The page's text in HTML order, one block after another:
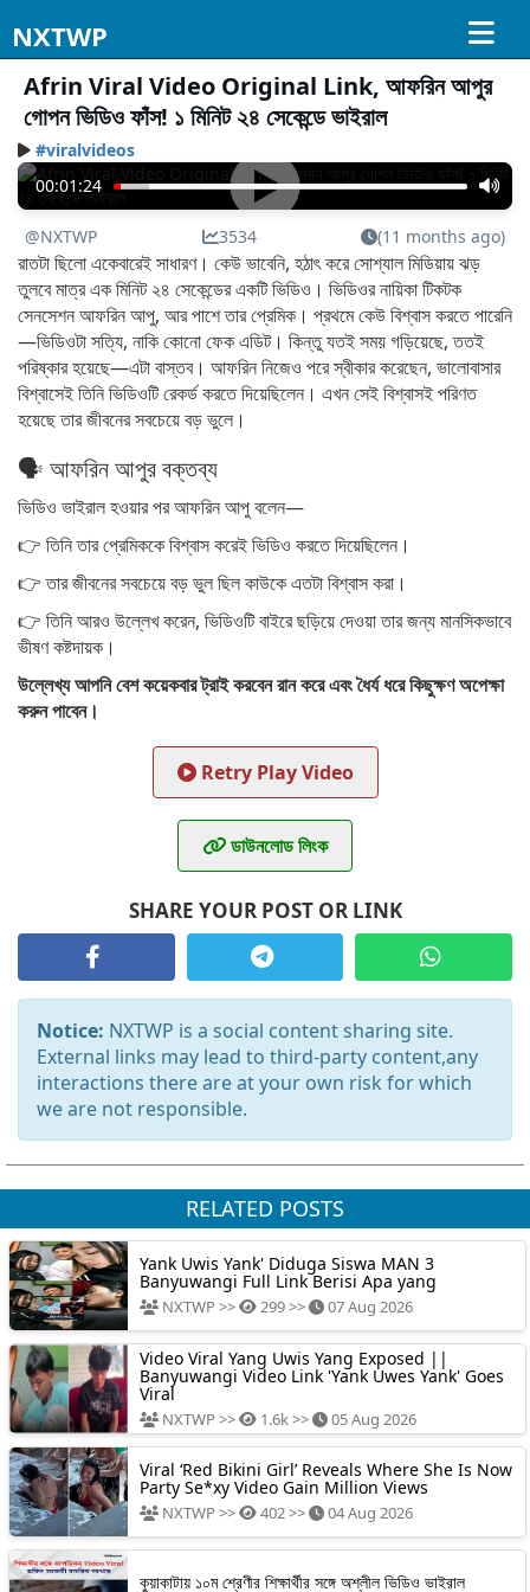
NXTWP
Afrin Viral Video Original Link, আফরিন আপুর
গোপন ভিডিও ফাঁস! ১ মিনিট ২৪ সেকেন্ডে ভাইরাল
#viralvideos
00:01:24
@NXTWP 3534 (11 months ago)
রাতটা ছিলো একেবারেই সাধারণ। কেউ ভাবেনি, হঠাৎ করে সোশ্যাল মিডিয়ায় ঝড়
তুলবে মাত্র এক মিনিট ২৪ সেকেন্ডের একটি ভিডিও। ভিডিওর নায়িকা টিকটক
সেনসেশন আফরিন আপু, আর পাশে তার প্রেমিক। প্রথমে কেউ বিশ্বাস করতে পারেনি
—ভিডিওটা সত্যি, নাকি কোনো ফেক এডিট। কিন্তু যতই সময় গড়িয়েছে, ততই
পরিষ্কার হয়েছে—এটা বাস্তব। আফরিন নিজেও পরে স্বীকার করেছেন, ভালোবাসার
বিশ্বাসেই তিনি ভিডিওটি রেকর্ড করতে দিয়েছিলেন। এখন সেই বিশ্বাসই পরিণত
হয়েছে তার জীবনের সবচেয়ে বড় ভুলে।
🗣️ আফরিন আপুর বক্তব্য
ভিডিও ভাইরাল হওয়ার পর আফরিন আপু বলেন—
👉 তিনি তার প্রেমিককে বিশ্বাস করেই ভিডিও করতে দিয়েছিলেন।
👉 তার জীবনের সবচেয়ে বড় ভুল ছিল কাউকে এতটা বিশ্বাস করা।
👉 তিনি আরও উল্লেখ করেন, ভিডিওটি বাইরে ছড়িয়ে দেওয়া তার জন্য মানসিকভাবে
ভীষণ কষ্টদায়ক।
উল্লেখ্য আপনি বেশ কয়েকবার ট্রাই করবেন রান করে এবং ধৈর্য ধরে কিছুক্ষণ অপেক্ষা
করুন পাবেন।
Retry Play Video
ডাউনলোড লিংক
SHARE YOUR POST OR LINK
Notice: NXTWP is a social content sharing site.
External links may lead to third-party content,any
interactions there are at your own risk for which
we are not responsible.
RELATED POSTS
Yank Uwis Yank' Diduga Siswa MAN 3
Banyuwangi Full Link Berisi Apa yang
NXTWP >> 299 >> 07 Aug 2026
Video Viral Yang Uwis Yang Exposed ||
Banyuwangi Video Link 'Yank Uwes Yank' Goes
Viral
NXTWP >> 1.6k >> 05 Aug 2026
Viral ‘Red Bikini Girl’ Reveals Where She Is Now
Party Se*xy Video Gain Million Views
NXTWP >> 402 >> 04 Aug 2026
কুয়াকাটায় ১০ম শ্রেণীর শিক্ষার্থীর সঙ্গে অশ্লীল ভিডিও ভাইরাল